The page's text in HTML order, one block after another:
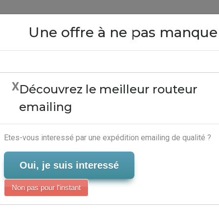
Php Mailing List -
Serveur-Emailing
Close
Une offre à ne pas
XDécouvrez le meilleur routeur
emailing
Etes-vous interessé par une expédition emailing de qualité ?
Oui, je suis interessé
Non pas pour l'instant